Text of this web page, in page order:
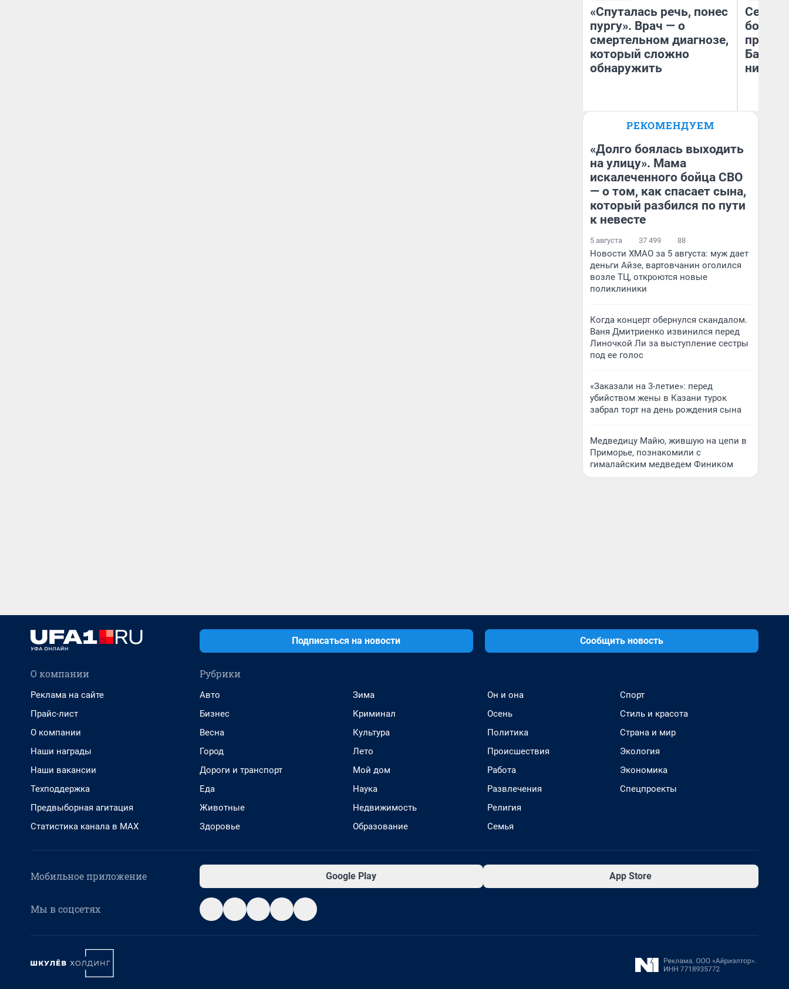
«Спуталась речь, понес
пургу». Врач — о
смертельном диагнозе,
который сложно
обнаружить
Главврач клиники
Волковой»
Север
них
РЕКОМЕНДУЕМ
«Долго боялась выходить
на улицу». Мама
искалеченного бойца СВО
— о том, как спасает сына,
который разбился по пути
к невесте
5 августа 37 499 88
Новости ХМАО за 5 августа: муж дает
деньги Айзе, вартовчанин оголился
возле ТЦ, откроются новые
поликлиники
Когда концерт обернулся скандалом.
Ваня Дмитриенко извинился перед
Линочкой Ли за выступление сестры
под ее голос
«Заказали на 3-летие»: перед
убийством жены в Казани турок
забрал торт на день рождения сына
Медведицу Майю, жившую на цепи в
Приморье, познакомили с
гималайским медведем Фиником
Подписаться на новости Сообщить новость
О компании
Реклама на сайте
Прайс-лист
О компании
Наши награды
Наши вакансии
Техподдержка
Предвыборная агитация
Статистика канала в MAX
Рубрики
Авто
Бизнес
Весна
Город
Дороги и транспорт
Еда
Животные
Здоровье
Зима
Криминал
Культура
Лето
Мой дом
Наука
Недвижимость
Образование
Он и она
Осень
Политика
Происшествия
Работа
Развлечения
Религия
Семья
Спорт
Стиль и красота
Страна и мир
Экология
Экономика
Спецпроекты
Мобильное приложение Google Play App Store
Мы в соцсетях